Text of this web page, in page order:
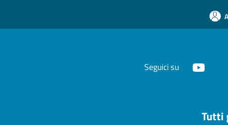
Seguici su
Tutti